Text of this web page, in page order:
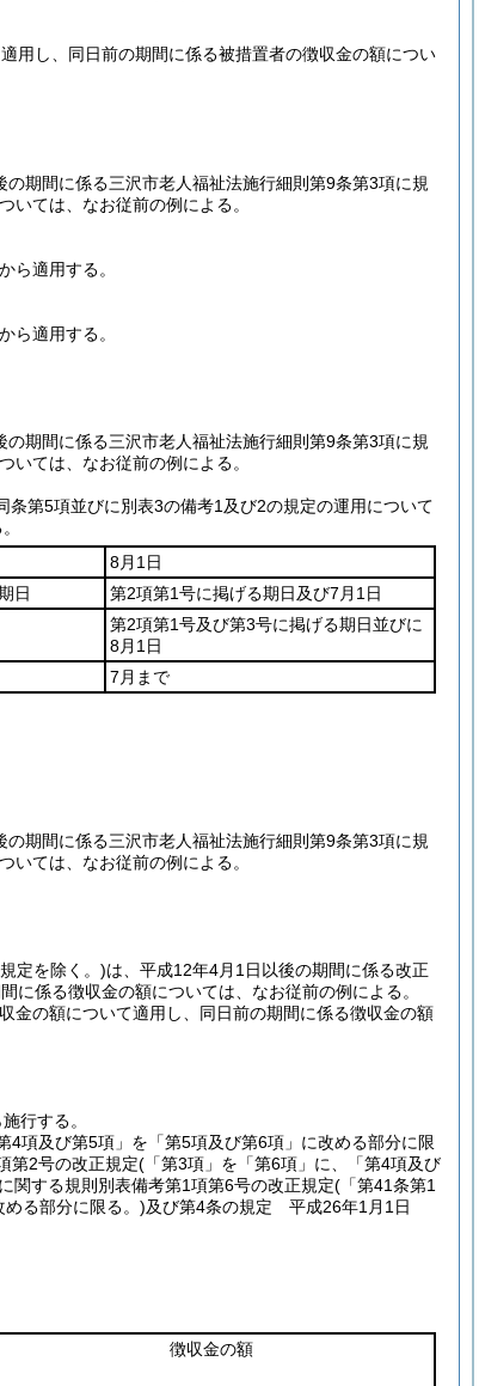
用し、同日前の期間に係る被措置者の徴収金の額につい
の期間に係る三沢市老人福祉法施行細則第9条第3項に規
いては、なお従前の例による。
ら適用する。
ら適用する。
の期間に係る三沢市老人福祉法施行細則第9条第3項に規
いては、なお従前の例による。
第5項並びに別表3の備考1及び2の規定の運用について
8月1日
日
第2項第1号に掲げる期日及び7月1日
第2項第1号及び第3号に掲げる期日並びに
8月1日
7月まで
の期間に係る三沢市老人福祉法施行細則第9条第3項に規
いては、なお従前の例による。
定を除く。)は、平成12年4月1日以後の期間に係る改正
に係る徴収金の額については、なお従前の例による。
金の額について適用し、同日前の期間に係る徴収金の額
行する。
4項及び第5項」を「第5項及び第6項」に改める部分に限
第2号の改正規定(「第3項」を「第6項」に、「第4項及び
関する規則別表備考第1項第6号の改正規定(「第41条第1
る部分に限る。)及び第4条の規定 平成26年1月1日
徴収金の額